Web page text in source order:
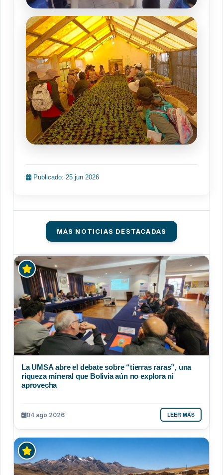
Publicado: 25 jun 2026
MÁS NOTICIAS DESTACADAS
La UMSA abre el debate sobre “tierras raras”, una
riqueza mineral que Bolivia aún no explora ni
aprovecha
04 ago 2026 LEER MÁS